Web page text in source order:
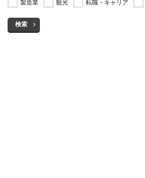
製造業 観光 転職・キャリア
検索